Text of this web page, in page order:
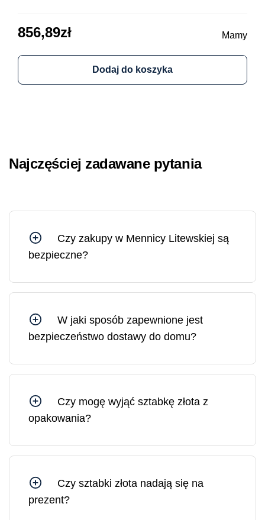
856,89zł Mamy
Dodaj do koszyka
Najczęściej zadawane pytania
Czy zakupy w Mennicy Litewskiej są
bezpieczne?
Mennicy Litewskiej, ponieważ jesteśmy spółką
Litewski.
W jaki sposób zapewnione jest
bezpieczeństwo dostawy do domu?
ubezpieczone. W razie potrzeby możesz
wybranej placówki pocztowej.
Czy mogę wyjąć sztabkę złota z
opakowania?
w takim przypadku opakowanie ochronne i
uszkodzonym opakowaniu sprzedawane jest po
cenie o 10–30% niższej niż złoto w
nieuszkodzonym, oryginalnym opakowaniu.
Czy sztabki złota nadają się na
prezent?